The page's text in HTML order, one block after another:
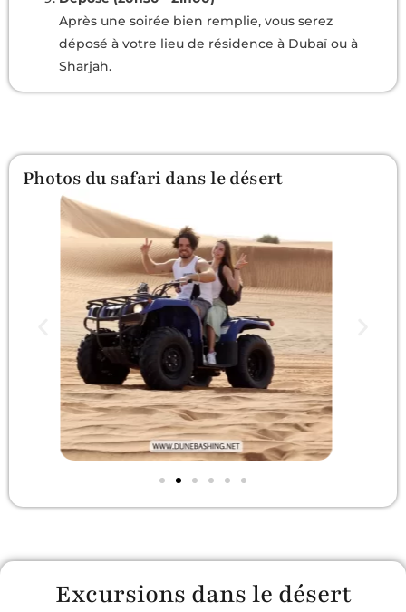
Après une soirée bien remplie, vous serez
déposé à votre lieu de résidence à Dubaï ou à
Sharjah.
Photos du safari dans le désert
Excursions dans le désert